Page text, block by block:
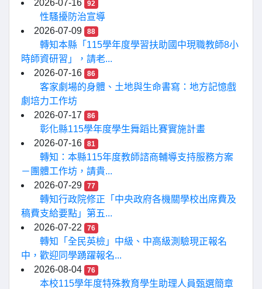
2026-07-16
92
性騷擾防治宣導
2026-07-09
88
轉知本縣「115學年度學習扶助國中現職教師8小
時師資研習」，請老...
2026-07-16
86
客家劇場的身體、土地與生命書寫：地方記憶戲
劇培力工作坊
2026-07-17
86
彰化縣115學年度學生舞蹈比賽實施計畫
2026-07-16
81
轉知：本縣115年度教師諮商輔導支持服務方案
－團體工作坊，請貴...
2026-07-29
77
轉知行政院修正「中央政府各機關學校出席費及
稿費支給要點」第五...
2026-07-22
76
轉知「全民英檢」中級、中高級測驗現正報名
中，歡迎同學踴躍報名...
2026-08-04
76
本校115學年度特殊教育學生助理人員甄選簡章